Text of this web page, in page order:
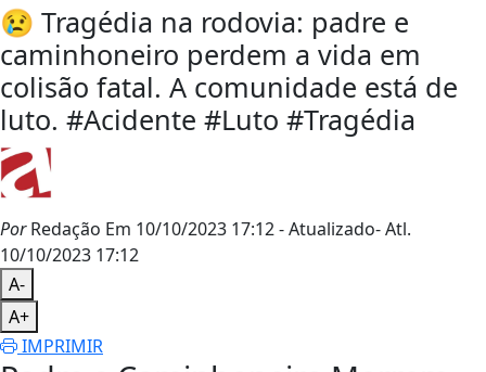
😢 Tragédia na rodovia: padre e
caminhoneiro perdem a vida em
colisão fatal. A comunidade está de
luto. #Acidente #Luto #Tragédia
PorRedação Em 10/10/2023 17:12- Atualizado- Atl.
10/10/2023 17:12
A-
A+
IMPRIMIR